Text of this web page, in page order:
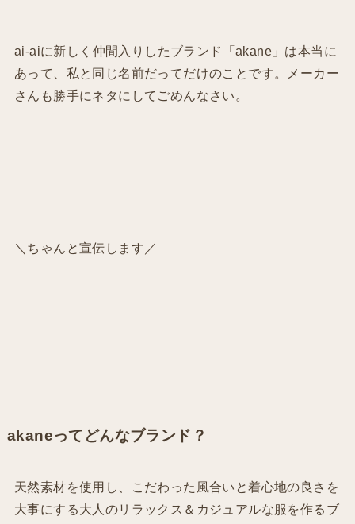
ai-aiに新しく仲間入りしたブランド「akane」は本当に
あって、私と同じ名前だってだけのことです。メーカー
さんも勝手にネタにしてごめんなさい。
＼ちゃんと宣伝します／
akaneってどんなブランド？
天然素材を使用し、こだわった風合いと着心地の良さを
大事にする大人のリラックス＆カジュアルな服を作るブ